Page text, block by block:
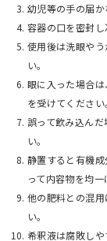
幼児等の手の届か
容器の口を密封
使用後は洗眼や
い。
眼に入った場合
を受けてください。
誤って飲み込ん
い。
静置すると有機
って内容物を均一
他の肥料との混
い。
希釈液は腐敗しや